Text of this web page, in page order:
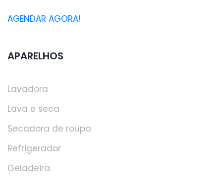
AGENDAR AGORA!
APARELHOS
Lavadora
Lava e seca
Secadora de roupa
Refrigerador
Geladeira